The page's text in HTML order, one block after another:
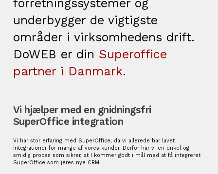
forretningssystemer og
underbygger de vigtigste
områder i virksomhedens drift.
DoWEB er din Superoffice
partner i Danmark.
Vi hjælper med en gnidningsfri
SuperOffice integration
Vi har stor erfaring med SuperOffice, da vi allerede har lavet
integrationer for mange af vores kunder. Derfor har vi en enkel og
smidig proces som sikrer, at I kommer godt i mål med at få integreret
SuperOffice som jeres nye CRM.